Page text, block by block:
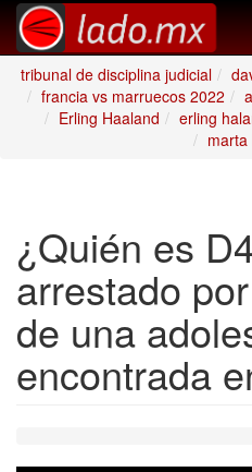
tribunal de disciplina judicial
francia vs marruecos 2022
Erling Haaland
erling
marta
¿Quién es
arrestado
de una
encontrada